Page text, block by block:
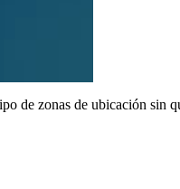
de zonas de ubicación sin